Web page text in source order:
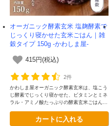
オーガニック酵素玄米 塩麹酵素で
じっくり寝かせた玄米ごはん｜雑
穀タイプ 150g -かわしま屋-
415円(税込)
2件
かわしま屋オーガニック酵素玄米は、塩こう
じ酵素でじっくり寝かせた、ビタミンとミネ
ラル・アミノ酸たっぷりの酵素玄米ごはんで
しくなりました。雑穀入りです
カートに入れる